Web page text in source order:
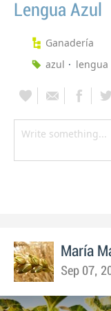
Lengua Azul
Ganadería
azul
lengua
María
Sep 07,